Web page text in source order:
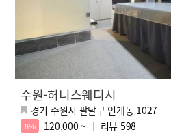
수원-허니스웨디시
경기 수원시 팔달구 인계동 1027
8% 120,000 ~ 리뷰 598